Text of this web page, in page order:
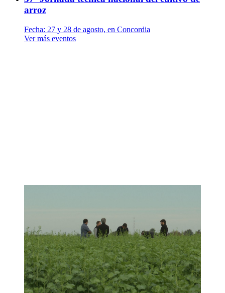
arroz
Fecha: 27 y 28 de agosto, en Concordia
Ver más eventos